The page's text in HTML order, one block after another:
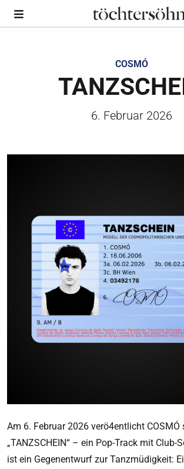
COSMÓ
6. Februar 2026
Am 6. Februar 2026 verö4entlicht COSMÓ
„TANZSCHEIN“ – ein Pop-Track mit Club-
ist ein Gegenentwurf zur Tanzmüdigkeit: